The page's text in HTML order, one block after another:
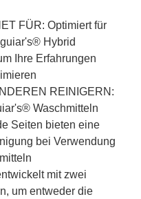
FÜR: Optimiert für
Hybrid
Ihre Erfahrungen
REINIGERN:
Waschmitteln
Seiten bieten eine
bei Verwendung
mit zwei
um entweder die